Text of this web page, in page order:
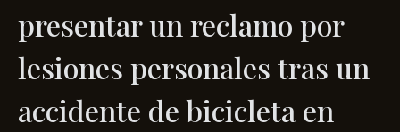
presentar un reclamo por
lesiones personales tras un
accidente de bicicleta en